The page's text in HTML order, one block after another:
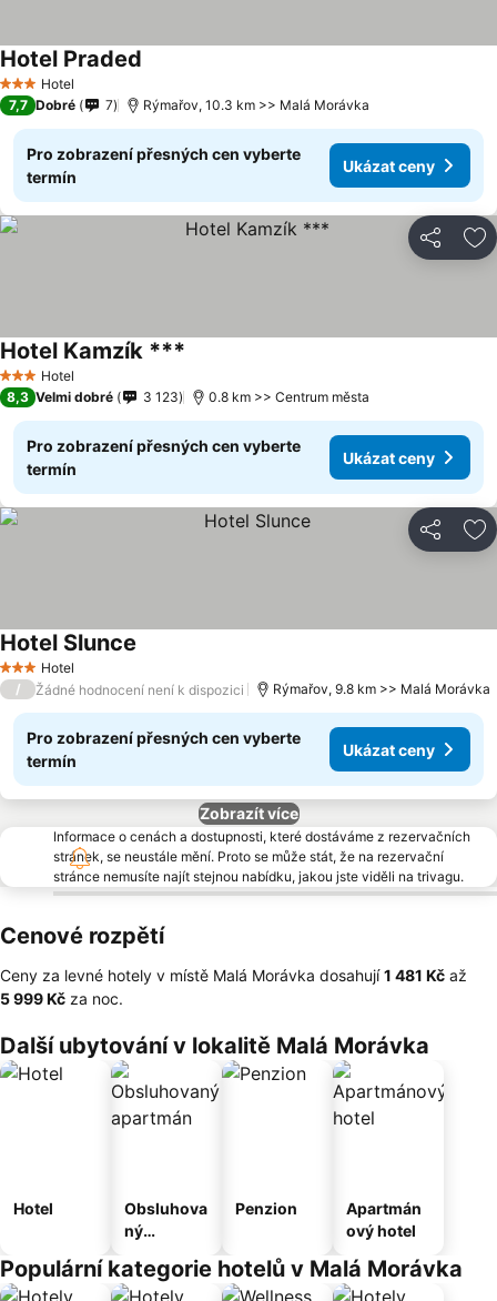
3 Počet hvězdiček
Hotel
Hotel Praded
7,7 Dobré 7 Rýmařov, 10.3 km >> Malá Morávka
Pro zobrazení přesných cen vyberte
termín
Ukázat ceny
Sdílet
3 Počet hvězdiček
Hotel
Hotel Kamzík ***
8,3 Velmi dobré 3 123 0.8 km >> Centrum města
Pro zobrazení přesných cen vyberte
termín
Ukázat ceny
Sdílet
3 Počet hvězdiček
Hotel
Hotel Slunce
/ Žádné hodnocení není k dispozici Rýmařov, 9.8 km >> Malá Morávka
Pro zobrazení přesných cen vyberte
termín
Ukázat ceny
Zobrazít více
Informace o cenách a dostupnosti, které dostáváme z rezervačních
stránek, se neustále mění. Proto se může stát, že na rezervační
stránce nemusíte najít stejnou nabídku, jakou jste viděli na trivagu.
Cenové rozpětí
Ceny za levné hotely v místě Malá Morávka dosahují‎1 481 Kč až
‎5 999 Kč za noc.
Další ubytování v lokalitě Malá Morávka
Hotel
Obsluhova
ný
Penzion
Apartmán
ový hotel
Populární kategorie hotelů v Malá Morávka